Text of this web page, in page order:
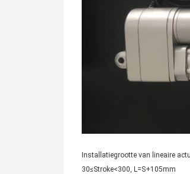
Installatiegrootte van lineaire
30≤Stroke<300, L=S+105mm